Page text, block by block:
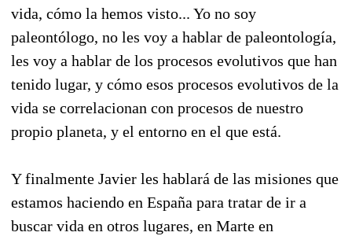
vida, cómo la hemos visto... Yo no soy
paleontólogo, no les voy a hablar de paleontología,
les voy a hablar de los procesos evolutivos que han
tenido lugar, y cómo esos procesos evolutivos de la
vida se correlacionan con procesos de nuestro
propio planeta, y el entorno en el que está.
Y finalmente Javier les hablará de las misiones que
estamos haciendo en España para tratar de ir a
buscar vida en otros lugares, en Marte en